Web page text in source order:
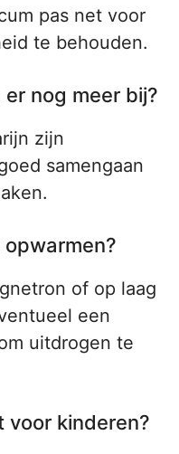
pas net voor
te behouden.
nog meer bij?
zijn
samengaan
of op laag
een
uitdrogen te
kinderen?